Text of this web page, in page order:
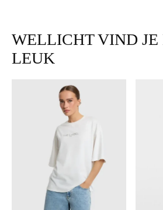
WELLICHT VIND JE
LEUK